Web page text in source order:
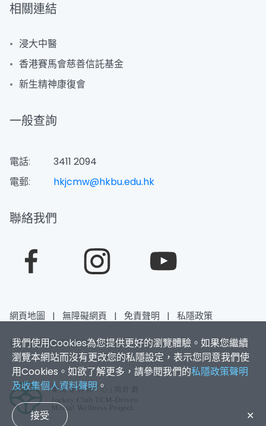
我們使用Cookies為您提供更好的瀏覽體驗。如果您繼續
瀏覽本網站而沒有更改您的私隱設定，表示您同意我們使
用Cookies。如欲了解更多，請參閱我們的私隱政策聲明
及收集個人資料聲明 。
接受 ✕
相關連結
浸大中醫
⾹港賽⾺會慈善信託基⾦
新⽣精神康復會
一般查詢
電話:
3411 2094
電郵:
hkjcmw@hkbu.edu.hk
聯絡我們
網頁地圖 | 無障礙網頁 | 免責聲明 | 私隱政策
香港浸會大學 版權所有 © 2026